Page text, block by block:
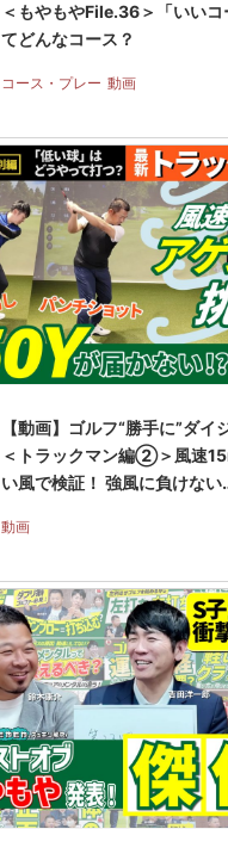
＜もやもやFile.36＞「いいコ
てどんなコース？
コース・プレー 動画
【動画】ゴルフ“勝手に”ダイ
＜トラックマン編②＞風速
い風で検証！ 強風に負けな
動画